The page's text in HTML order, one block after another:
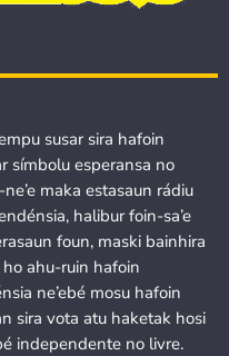
susar sira hafoin
símbolu esperansa no
maka estasaun rádiu
halibur foin-sa’e
foun, maski bainhira
ho ahu-ruin hafoin
ne’ebé mosu hafoin
sira vota atu haketak hosi
independente no livre.